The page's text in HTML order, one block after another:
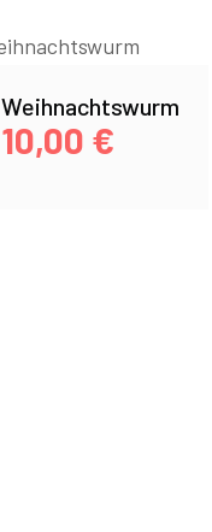
Weihnachtswurm
10,00 €